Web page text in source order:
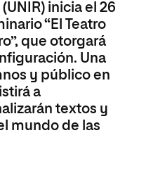
inicia el 26
“El Teatro
que otorgará
Una
y público en
a
textos y
mundo de las